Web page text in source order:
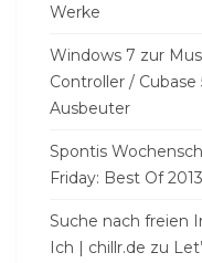
Werke
Windows 7 zur
Controller / Cubase
Ausbeuter
Spontis
Friday: Best Of 2013
Suche nach freien
Ich | chillr.de zu